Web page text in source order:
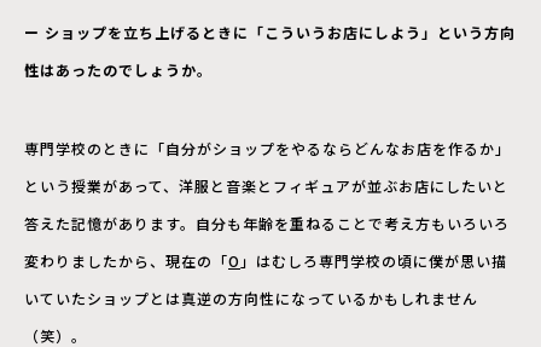
ー ショップを立ち上げるときに「こういうお店にしよう」という方向
性はあったのでしょうか。
専門学校のときに「自分がショップをやるならどんなお店を作るか」
という授業があって、洋服と音楽とフィギュアが並ぶお店にしたいと
答えた記憶があります。自分も年齢を重ねることで考え方もいろいろ
変わりましたから、現在の「O 」はむしろ専門学校の頃に僕が思い描
いていたショップとは真逆の方向性になっているかもしれません
（笑）。